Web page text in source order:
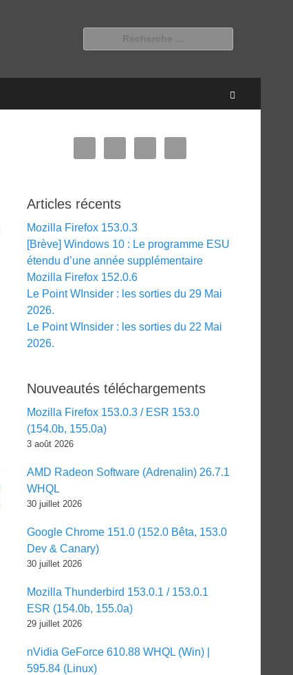
Articles récents
Mozilla Firefox 153.0.3
[Brève] Windows 10 : Le programme ESU
étendu d’une année supplémentaire
Mozilla Firefox 152.0.6
Le Point WInsider : les sorties du 29 Mai
2026.
Le Point WInsider : les sorties du 22 Mai
2026.
Nouveautés téléchargements
Mozilla Firefox 153.0.3 / ESR 153.0
(154.0b, 155.0a)
3 août 2026
AMD Radeon Software (Adrenalin) 26.7.1
WHQL
30 juillet 2026
Google Chrome 151.0 (152.0 Bêta, 153.0
Dev & Canary)
30 juillet 2026
Mozilla Thunderbird 153.0.1 / 153.0.1
ESR (154.0b, 155.0a)
29 juillet 2026
nVidia GeForce 610.88 WHQL (Win) |
595.84 (Linux)